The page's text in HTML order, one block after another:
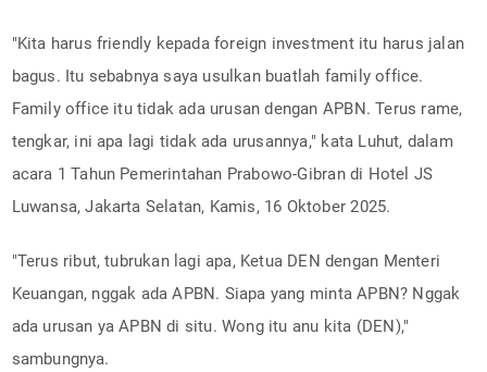
"Kita harus friendly kepada foreign investment itu harus jalan
bagus. Itu sebabnya saya usulkan buatlah family office.
Family office itu tidak ada urusan dengan APBN. Terus rame,
tengkar, ini apa lagi tidak ada urusannya," kata Luhut, dalam
acara 1 Tahun Pemerintahan Prabowo-Gibran di Hotel JS
Luwansa, Jakarta Selatan, Kamis, 16 Oktober 2025.
"Terus ribut, tubrukan lagi apa, Ketua DEN dengan Menteri
Keuangan, nggak ada APBN. Siapa yang minta APBN? Nggak
ada urusan ya APBN di situ. Wong itu anu kita (DEN),"
sambungnya.